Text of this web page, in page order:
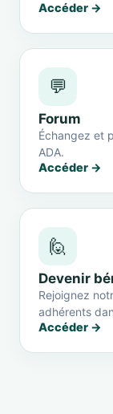
Accéder →
💬
Forum
Échangez et
ADA.
Accéder →
🙋
Devenir
Rejoignez
adhérents
Accéder →